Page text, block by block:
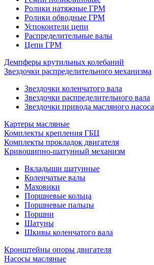
Ролики натяжные ГРМ
Ролики обводные ГРМ
Успокоители цепи
Распределительные валы
Цепи ГРМ
Демпферы крутильных колебаний
Звездочки распределительного механизма
Звездочки коленчатого вала
Звездочки распределительного вала
Звездочки привода масляного насоса
Картеры масляные
Комплекты крепления ГБЦ
Комплекты прокладок двигателя
Кривошипно-шатунный механизм
Вкладыши шатунные
Коленчатые валы
Маховики
Поршневые кольца
Поршневые пальцы
Поршни
Шатуны
Шкивы коленчатого вала
Кронштейны опоры двигателя
Насосы масляные